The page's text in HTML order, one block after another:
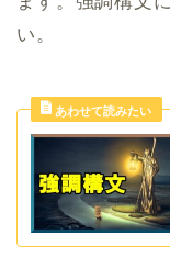
い。